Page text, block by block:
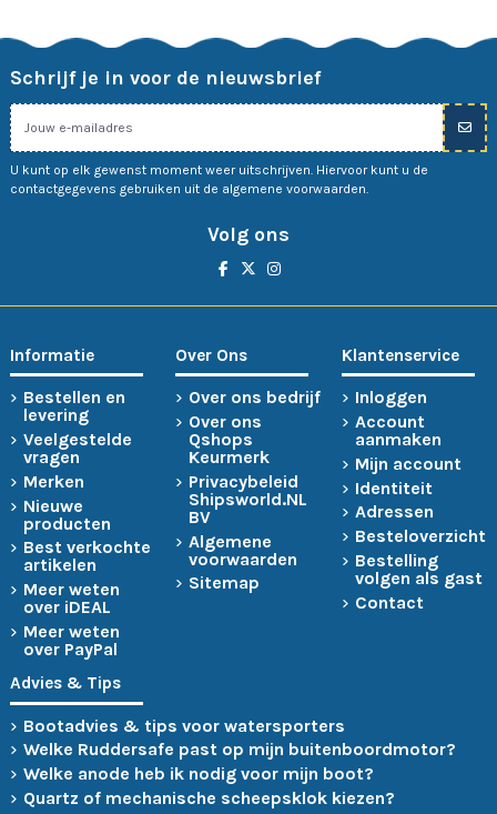
Schrijf je in voor de nieuwsbrief
U kunt op elk gewenst moment weer uitschrijven. Hiervoor kunt u de
contactgegevens gebruiken uit de algemene voorwaarden.
Volg ons
Informatie
Bestellen en
levering
Veelgestelde
vragen
Merken
Nieuwe
producten
Best verkochte
artikelen
Meer weten
over iDEAL
Meer weten
over PayPal
Over Ons
Over ons bedrijf
Over ons
Qshops
Keurmerk
Privacybeleid
Shipsworld.NL
BV
Algemene
voorwaarden
Sitemap
Klantenservice
Inloggen
Account
aanmaken
Mijn account
Identiteit
Adressen
Besteloverzicht
Bestelling
volgen als gast
Contact
Advies & Tips
Bootadvies & tips voor watersporters
Welke Ruddersafe past op mijn buitenboordmotor?
Welke anode heb ik nodig voor mijn boot?
Quartz of mechanische scheepsklok kiezen?